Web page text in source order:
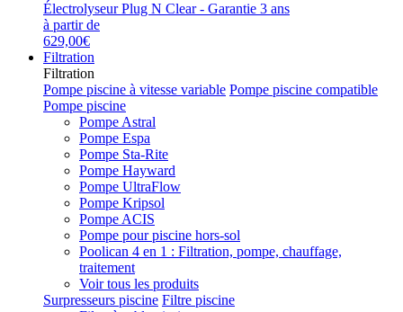
Électrolyseur Plug N Clear - Garantie 3 ans
à partir de
629,00€
Filtration
Filtration
Pompe piscine à vitesse variable Pompe piscine compatible
Pompe piscine
Pompe Astral
Pompe Espa
Pompe Sta-Rite
Pompe Hayward
Pompe UltraFlow
Pompe Kripsol
Pompe ACIS
Pompe pour piscine hors-sol
Poolican 4 en 1 : Filtration, pompe, chauffage,
traitement
Voir tous les produits
Surpresseurs piscine Filtre piscine